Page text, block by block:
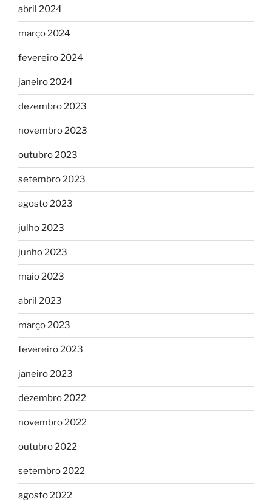
abril 2024
março 2024
fevereiro 2024
janeiro 2024
dezembro 2023
novembro 2023
outubro 2023
setembro 2023
agosto 2023
julho 2023
junho 2023
maio 2023
abril 2023
março 2023
fevereiro 2023
janeiro 2023
dezembro 2022
novembro 2022
outubro 2022
setembro 2022
agosto 2022